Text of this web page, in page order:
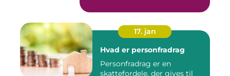
17. jan
Hvad er personfradrag
Personfradrag er en
skattefordele, der gives til